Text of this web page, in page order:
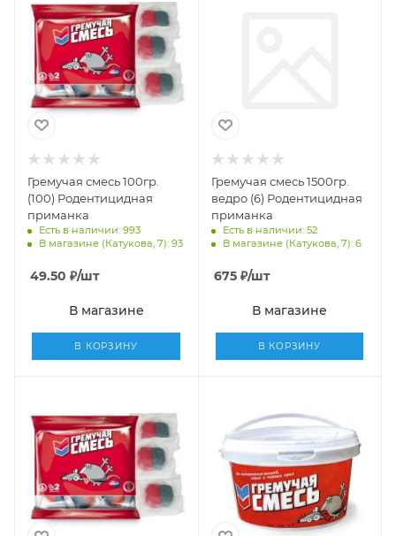
Гремучая смесь 100гр.
(100) Родентицидная
приманка
Есть в наличии: 993
В магазине (Катукова, 7): 93
49.50 ₽/шт
В магазине
В КОРЗИНУ
Гремучая смесь 1500гр.
ведро (6) Родентицидная
приманка
Есть в наличии: 52
В магазине (Катукова, 7): 6
675₽/шт
В магазине
В КОРЗИНУ